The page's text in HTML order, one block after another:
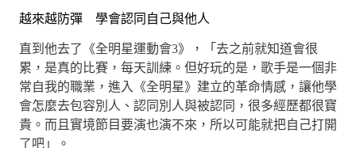
越來越防彈 學會認同自己與他人
直到他去了《全明星運動會3》，「去之前就知道會很
累，是真的比賽，每天訓練。但好玩的是，歌手是一個非
常自我的職業，進入《全明星》建立的革命情感，讓他學
會怎麼去包容別人、認同別人與被認同，很多經歷都很寶
貴。而且實境節目要演也演不來，所以可能就把自己打開
了吧」。